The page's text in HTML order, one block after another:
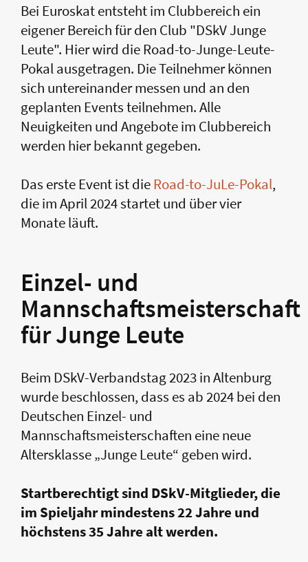
Bei Euroskat entsteht im Clubbereich ein
eigener Bereich für den Club "DSkV Junge
Leute". Hier wird die Road-to-Junge-Leute-
Pokal ausgetragen. Die Teilnehmer können
sich untereinander messen und an den
geplanten Events teilnehmen. Alle
Neuigkeiten und Angebote im Clubbereich
werden hier bekannt gegeben.
Das erste Event ist dieRoad-to-JuLe-Pokal,
die im April 2024 startet und über vier
Monate läuft.
Einzel- und
Mannschaftsmeisterschaft
für Junge Leute
Beim DSkV-Verbandstag 2023 in Altenburg
wurde beschlossen, dass es ab 2024 bei den
Deutschen Einzel- und
Mannschaftsmeisterschaften eine neue
Altersklasse „Junge Leute“ geben wird.
Startberechtigt sind DSkV-Mitglieder, die
im Spieljahr mindestens 22 Jahre und
höchstens 35 Jahre alt werden.